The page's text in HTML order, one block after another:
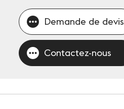
Demande de devis
Contactez-nous